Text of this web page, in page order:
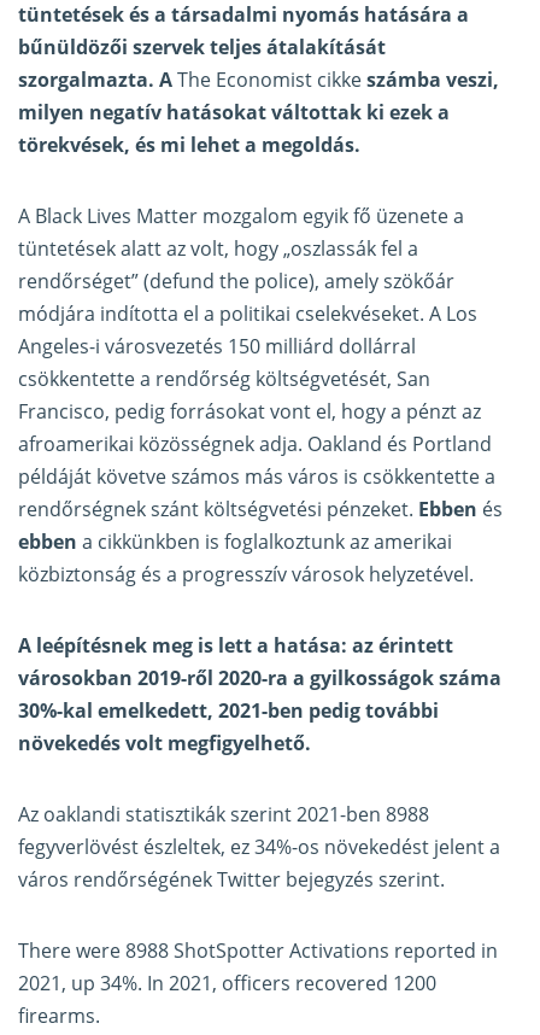
tüntetések és a társadalmi nyomás hatására a
bűnüldözői szervek teljes átalakítását
szorgalmazta. AThe Economist cikkeszámba veszi,
milyen negatív hatásokat váltottak ki ezek a
törekvések, és mi lehet a megoldás.
A Black Lives Matter mozgalom egyik fő üzenete a
tüntetések alatt az volt, hogy „oszlassák fel a
rendőrséget” (defund the police), amely szökőár
módjára indította el a politikai cselekvéseket. A Los
Angeles-i városvezetés 150 milliárd dollárral
csökkentette a rendőrség költségvetését, San
Francisco, pedig forrásokat vont el, hogy a pénzt az
afroamerikai közösségnek adja. Oakland és Portland
példáját követve számos más város is csökkentette a
rendőrségnek szánt költségvetési pénzeket. Ebben és
ebben a cikkünkben is foglalkoztunk az amerikai
közbiztonság és a progresszív városok helyzetével.
A leépítésnek meg is lett a hatása: az érintett
városokban 2019-ről 2020-ra a gyilkosságok száma
30%-kal emelkedett, 2021-ben pedig további
növekedés volt megfigyelhető.
Az oaklandi statisztikák szerint 2021-ben 8988
fegyverlövést észleltek, ez 34%-os növekedést jelent a
város rendőrségének Twitter bejegyzés szerint.
There were 8988 ShotSpotter Activations reported in
2021, up 34%. In 2021, officers recovered 1200
firearms.